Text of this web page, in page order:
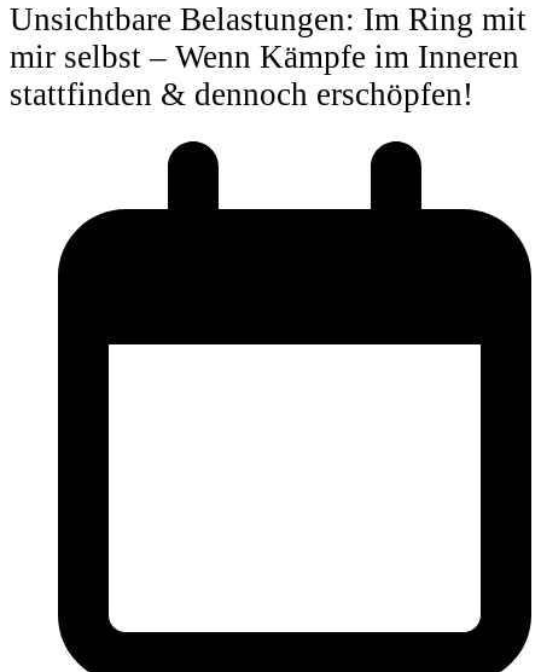
Unsichtbare Belastungen: Im Ring mit
mir selbst – Wenn Kämpfe im Inneren
stattfinden & dennoch erschöpfen!